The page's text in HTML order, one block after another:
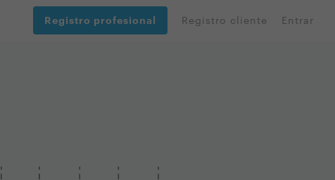
Registro profesional Registro cliente Entrar